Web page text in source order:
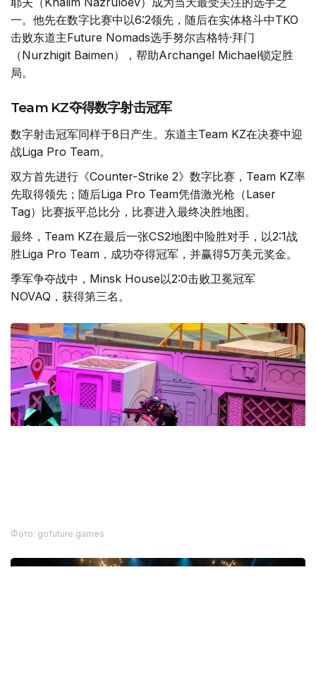
一。他先在数字比赛中以6:2领先，随后在实体格斗中TKO
击败东道主Future Nomads选手努尔吉格特·拜门
（Nurzhigit Baimen），帮助Archangel Michael锁定胜
局。
Team KZ夺得数字射击冠军
数字射击冠军同样于8日产生。东道主Team KZ在决赛中迎
战Liga Pro Team。
双方首先进行《Counter-Strike 2》数字比赛，Team KZ率
先取得领先；随后Liga Pro Team凭借激光枪（Laser
Tag）比赛扳平总比分，比赛进入最终决胜地图。
最终，Team KZ在最后一张CS2地图中险胜对手，以2:1战
胜Liga Pro Team，成功夺得冠军，并赢得5万美元奖金。
季军争夺战中，Minsk House以2:0击败卫冕冠军
NOVAQ，获得第三名。
Фото: gofuture.games